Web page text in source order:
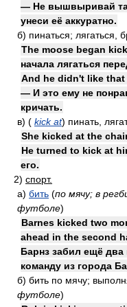
— Не вышвыривай
унеси её аккуратно.
б) пинаться; лягаться,
The moose began
начала лягаться
And he didn't like
— И это ему не
кричать.
в) ( kick at) пинать,
She kicked at the
He turned to kick at
его.
2) спорт.
а) бить (по мячу; в
футболе)
Barnes kicked two
ahead in the second
Барнз забил ещё
команду из города
б) бить по мячу;
футболе)